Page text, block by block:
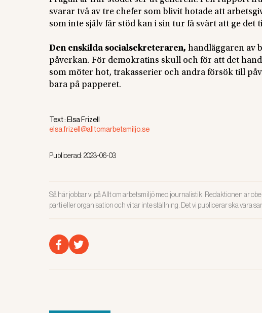
svarar två av tre chefer som blivit hotade att
som inte själv får stöd kan i sin tur få svårt att ge det
Den enskilda socialsekreteraren, handläggaren av
påverkan. För demokratins skull och för att det
som möter hot, trakasserier och andra försök till
bara på papperet.
Text :Elsa Frizell
elsa.frizell@alltomarbetsmiljo.se
Publicerad:2023-06-03
Så här jobbar vi på Allt om arbetsmiljö med journalistik. Redaktionen är
parti eller organisation och vi tar inte ställning. Det vi publicerar ska vara